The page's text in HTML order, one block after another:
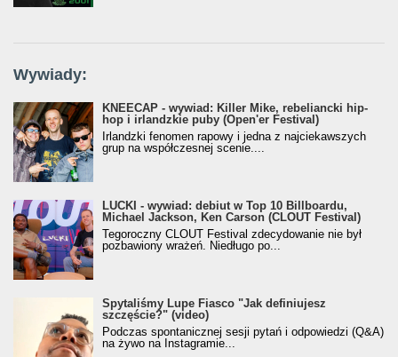
Wywiady:
KNEECAP - wywiad: Killer Mike, rebeliancki hip-
hop i irlandzkie puby (Open'er Festival)
Irlandzki fenomen rapowy i jedna z najciekawszych
grup na współczesnej scenie....
LUCKI - wywiad: debiut w Top 10 Billboardu,
Michael Jackson, Ken Carson (CLOUT Festival)
Tegoroczny CLOUT Festival zdecydowanie nie był
pozbawiony wrażeń. Niedługo po...
Spytaliśmy Lupe Fiasco "Jak definiujesz
szczęście?" (video)
Podczas spontanicznej sesji pytań i odpowiedzi (Q&A)
na żywo na Instagramie...